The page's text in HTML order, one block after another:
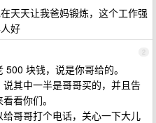
天天让我爸妈锻炼，这个工作强
好
2
块钱，说是你哥给的。
其中一半是哥哥买的，并且告
看你们。
哥哥打个电话，关心一下大儿